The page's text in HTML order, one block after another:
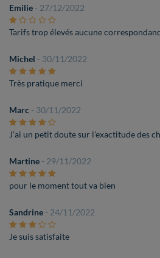
Emilie - 27/12/2022
Tarifs trop élevés aucune
Michel - 30/11/2022
Très pratique merci
Marc - 30/11/2022
J'ai un petit doute sur l'exactitude des
Martine - 29/11/2022
pour le moment tout va bien
Sandrine - 24/11/2022
Je suis satisfaite